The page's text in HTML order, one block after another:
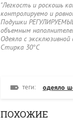
"Легкость и роскошь
контролируемо и
Подушки
объемным
Одеяла с
Стирка 30°С
теги: одеяло
ПОХОЖИЕ